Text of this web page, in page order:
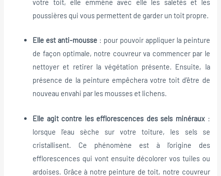
votre toit, elle emmène avec elle les saletés et les
poussières qui vous permettent de garder un toit propre.
Elle est anti-mousse : pour pouvoir appliquer la peinture
de façon optimale, notre couvreur va commencer par le
nettoyer et retirer la végétation présente. Ensuite, la
présence de la peinture empêchera votre toit d’être de
nouveau envahi par les mousses et lichens.
Elle agit contre les efflorescences des sels minéraux :
lorsque l’eau sèche sur votre toiture, les sels se
cristallisent. Ce phénomène est à l’origine des
efflorescences qui vont ensuite décolorer vos tuiles ou
ardoises. Grâce à notre peinture de toit, notre couvreur